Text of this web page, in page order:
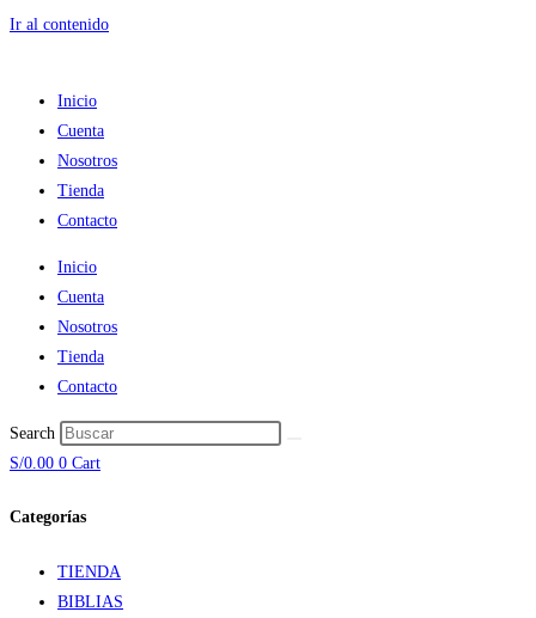
Ir al contenido
Inicio
Cuenta
Nosotros
Tienda
Contacto
Inicio
Cuenta
Nosotros
Tienda
Contacto
Search
S/0.00 0 Cart
Categorías
TIENDA
BIBLIAS